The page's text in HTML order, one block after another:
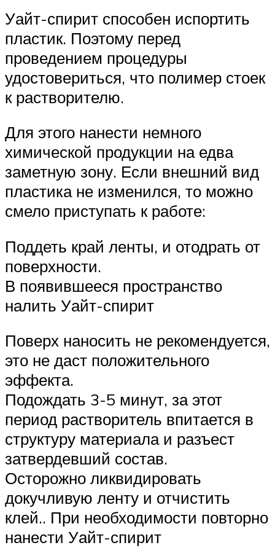
Уайт-спирит способен испортить
пластик. Поэтому перед
проведением процедуры
удостовериться, что полимер стоек
к растворителю.
Для этого нанести немного
химической продукции на едва
заметную зону. Если внешний вид
пластика не изменился, то можно
смело приступать к работе:
Поддеть край ленты, и отодрать от
поверхности.
В появившееся пространство
налить Уайт-спирит
Поверх наносить не рекомендуется,
это не даст положительного
эффекта.
Подождать 3-5 минут, за этот
период растворитель впитается в
структуру материала и разъест
затвердевший состав.
Осторожно ликвидировать
докучливую ленту и отчистить
клей.. При необходимости повторно
нанести Уайт-спирит